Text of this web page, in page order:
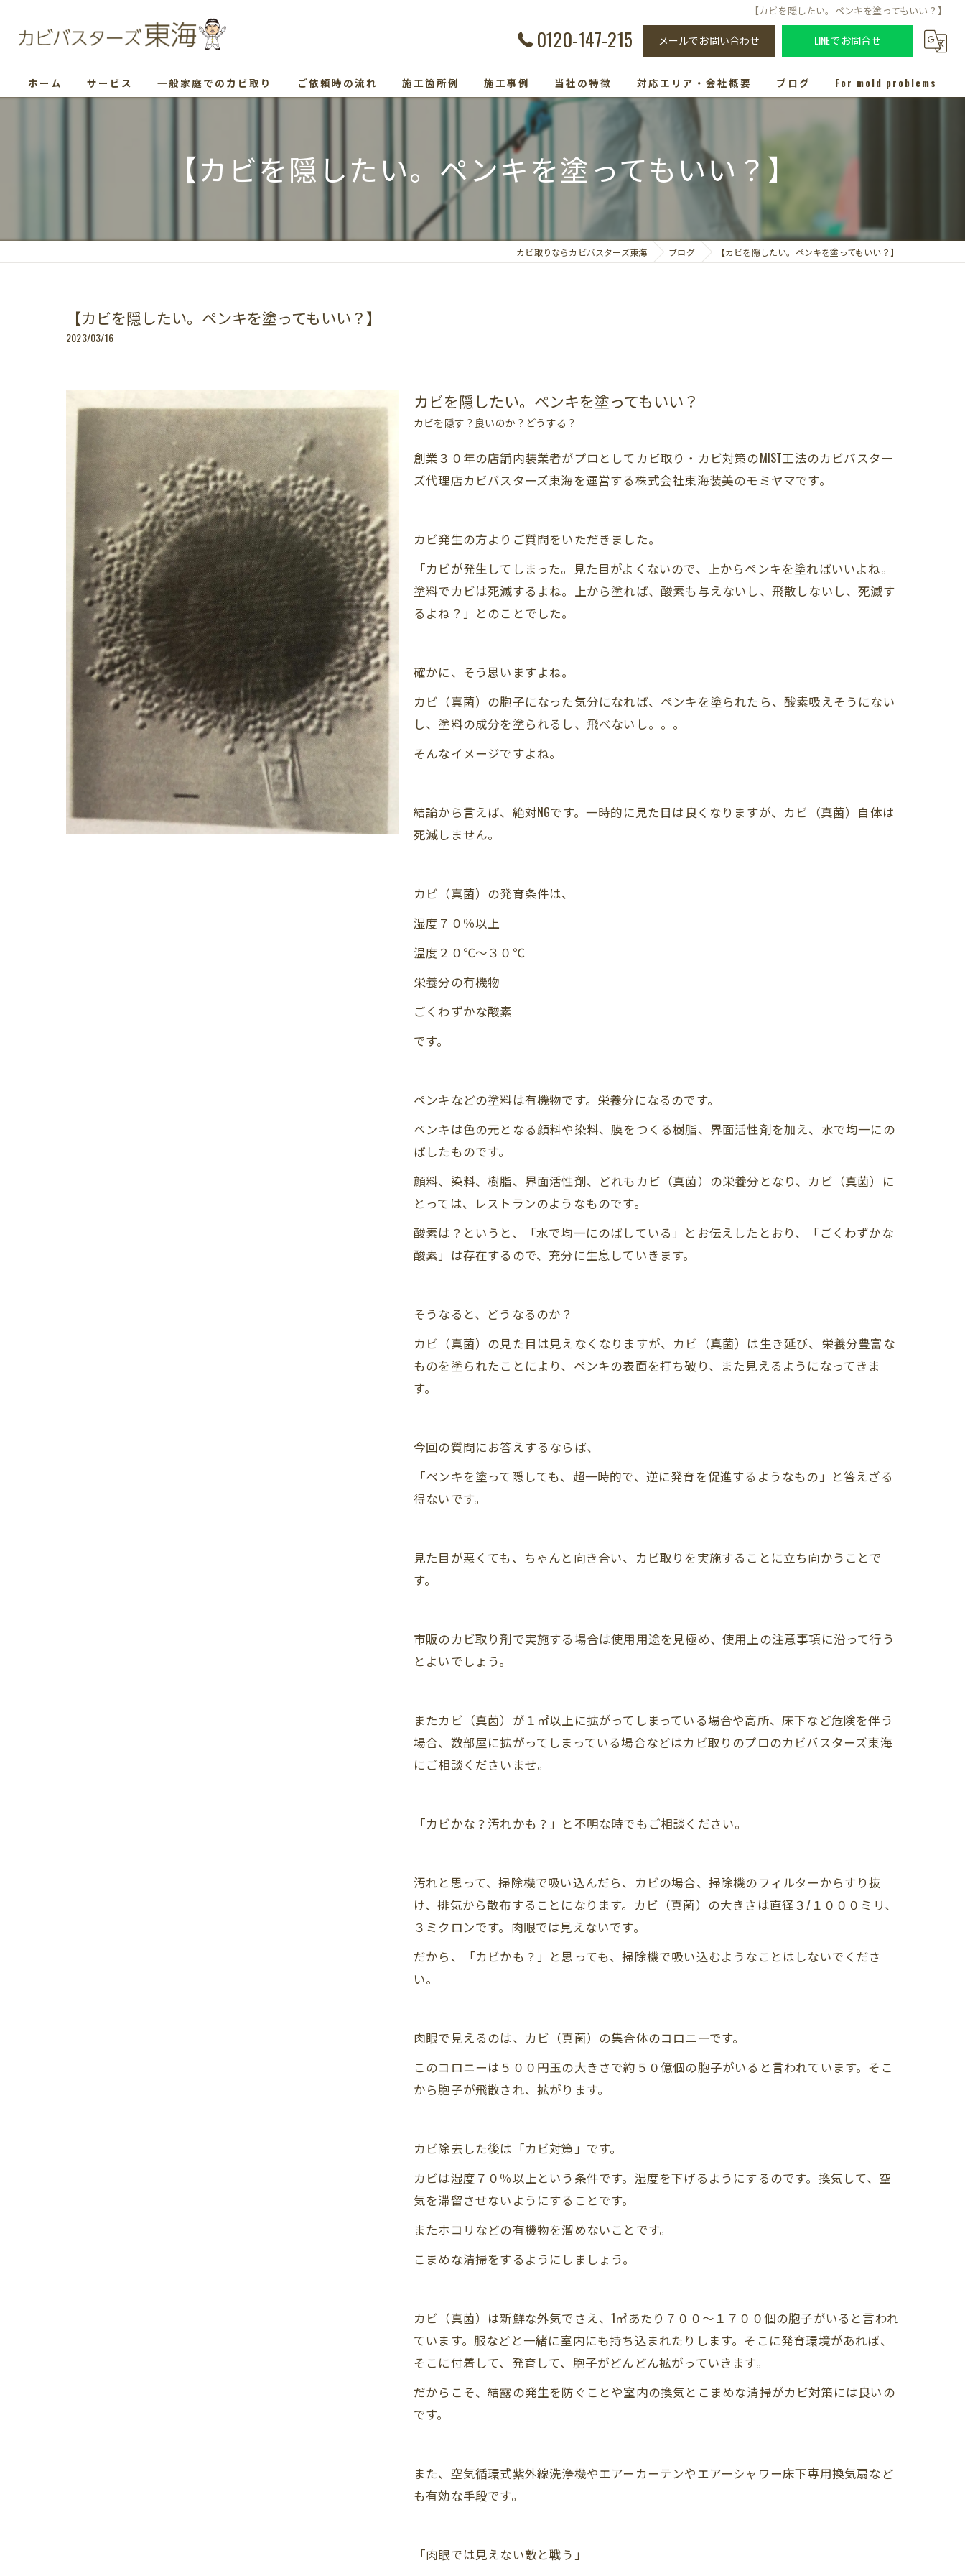
【カビを隠したい。ペンキを塗ってもいい？】
0120-147-215 メールでお問い合わせ LINEでお問合せ
ホーム サービス 一般家庭でのカビ取り ご依頼時の流れ 施工箇所例 施工事例 当社の特徴
防カビ
カビ取り専門
カビ検査
対応エリア・会社概要 ブログ For mold problems
【カビを隠したい。ペンキを塗ってもいい？】
カビ取りならカビバスターズ東海 ブログ 【カビを隠したい。ペンキを塗ってもいい？】
【カビを隠したい。ペンキを塗ってもいい？】
2023/03/16
カビを隠したい。ペンキを塗ってもいい？
カビを隠す？良いのか？どうする？
創業３０年の店舗内装業者がプロとしてカビ取り・カビ対策のMIST工法のカビバスター
ズ代理店カビバスターズ東海を運営する株式会社東海装美のモミヤマです。
カビ発生の方よりご質問をいただきました。
「カビが発生してしまった。見た目がよくないので、上からペンキを塗ればいいよね。
塗料でカビは死滅するよね。上から塗れば、酸素も与えないし、飛散しないし、死滅す
るよね？」とのことでした。
確かに、そう思いますよね。
カビ（真菌）の胞子になった気分になれば、ペンキを塗られたら、酸素吸えそうにない
し、塗料の成分を塗られるし、飛べないし。。。
そんなイメージですよね。
結論から言えば、絶対NGです。一時的に見た目は良くなりますが、カビ（真菌）自体は
死滅しません。
カビ（真菌）の発育条件は、
湿度７０％以上
温度２０℃～３０℃
栄養分の有機物
ごくわずかな酸素
です。
ペンキなどの塗料は有機物です。栄養分になるのです。
ペンキは色の元となる顔料や染料、膜をつくる樹脂、界面活性剤を加え、水で均一にの
ばしたものです。
顔料、染料、樹脂、界面活性剤、どれもカビ（真菌）の栄養分となり、カビ（真菌）に
とっては、レストランのようなものです。
酸素は？というと、「水で均一にのばしている」とお伝えしたとおり、「ごくわずかな
酸素」は存在するので、充分に生息していきます。
そうなると、どうなるのか？
カビ（真菌）の見た目は見えなくなりますが、カビ（真菌）は生き延び、栄養分豊富な
ものを塗られたことにより、ペンキの表面を打ち破り、また見えるようになってきま
す。
今回の質問にお答えするならば、
「ペンキを塗って隠しても、超一時的で、逆に発育を促進するようなもの」と答えざる
得ないです。
見た目が悪くても、ちゃんと向き合い、カビ取りを実施することに立ち向かうことで
す。
市販のカビ取り剤で実施する場合は使用用途を見極め、使用上の注意事項に沿って行う
とよいでしょう。
またカビ（真菌）が１㎡以上に拡がってしまっている場合や高所、床下など危険を伴う
場合、数部屋に拡がってしまっている場合などはカビ取りのプロのカビバスターズ東海
にご相談くださいませ。
「カビかな？汚れかも？」と不明な時でもご相談ください。
汚れと思って、掃除機で吸い込んだら、カビの場合、掃除機のフィルターからすり抜
け、排気から散布することになります。カビ（真菌）の大きさは直径３/１０００ミリ、
３ミクロンです。肉眼では見えないです。
だから、「カビかも？」と思っても、掃除機で吸い込むようなことはしないでくださ
い。
肉眼で見えるのは、カビ（真菌）の集合体のコロニーです。
このコロニーは５００円玉の大きさで約５０億個の胞子がいると言われています。そこ
から胞子が飛散され、拡がります。
カビ除去した後は「カビ対策」です。
カビは湿度７０％以上という条件です。湿度を下げるようにするのです。換気して、空
気を滞留させないようにすることです。
またホコリなどの有機物を溜めないことです。
こまめな清掃をするようにしましょう。
カビ（真菌）は新鮮な外気でさえ、1㎥あたり７００～１７００個の胞子がいると言われ
ています。服などと一緒に室内にも持ち込まれたりします。そこに発育環境があれば、
そこに付着して、発育して、胞子がどんどん拡がっていきます。
だからこそ、結露の発生を防ぐことや室内の換気とこまめな清掃がカビ対策には良いの
です。
また、空気循環式紫外線洗浄機やエアーカーテンやエアーシャワー床下専用換気扇など
も有効な手段です。
「肉眼では見えない敵と戦う」